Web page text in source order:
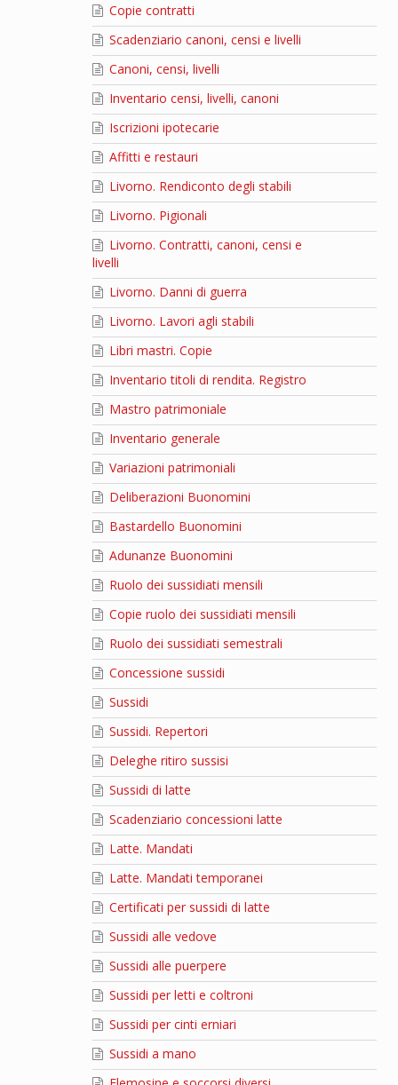
Copie contratti
Scadenziario canoni, censi e livelli
Canoni, censi, livelli
Inventario censi, livelli, canoni
Iscrizioni ipotecarie
Affitti e restauri
Livorno. Rendiconto degli stabili
Livorno. Pigionali
Livorno. Contratti, canoni, censi e
livelli
Livorno. Danni di guerra
Livorno. Lavori agli stabili
Libri mastri. Copie
Inventario titoli di rendita. Registro
Mastro patrimoniale
Inventario generale
Variazioni patrimoniali
Deliberazioni Buonomini
Bastardello Buonomini
Adunanze Buonomini
Ruolo dei sussidiati mensili
Copie ruolo dei sussidiati mensili
Ruolo dei sussidiati semestrali
Concessione sussidi
Sussidi
Sussidi. Repertori
Deleghe ritiro sussisi
Sussidi di latte
Scadenziario concessioni latte
Latte. Mandati
Latte. Mandati temporanei
Certificati per sussidi di latte
Sussidi alle vedove
Sussidi alle puerpere
Sussidi per letti e coltroni
Sussidi per cinti erniari
Sussidi a mano